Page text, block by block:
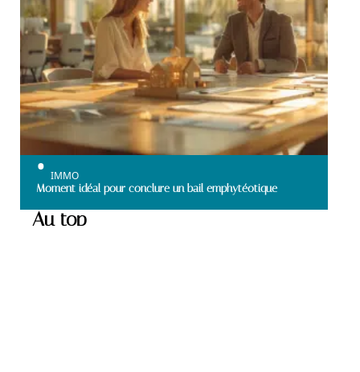
IMMO
Moment idéal pour conclure un bail emphytéotique
Au top